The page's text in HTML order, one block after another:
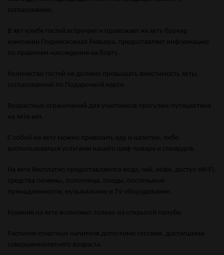
согласованию.
В яхт-клубе гостей встречает и провожает на яхту брокер
компании Подмосковная Ривьера, предоставляет информацию
по правилам нахождения на борту.
Количество гостей не должно превышать вместимость яхты,
согласованной по Подарочной карте.
Возрастных ограничений для участников прогулки/путешествия
на яхте нет.
С собой на яхту можно привозить еду и напитки, либо
воспользоваться услугами нашего шеф-повара и стюардов.
На яхте бесплатно предоставляются вода, чай, кофе, доступ Wi-Fi,
средства гигиены, полотенца, пледы, постельные
принадлежности, музыкальное и TV оборудование.
Курение на яхте возможно только на открытой палубе.
Распитие спиртных напитков допустимо гостями, достигшими
совершеннолетнего возраста.